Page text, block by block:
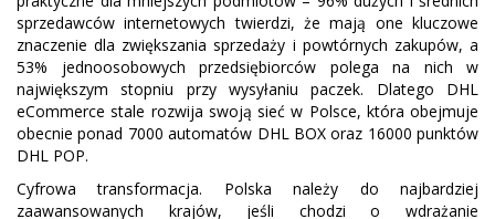
sprzedawców internetowych twierdzi, że mają one kluczowe
znaczenie dla zwiększania sprzedaży i powtórnych zakupów, a
53% jednoosobowych przedsiębiorców polega na nich w
największym stopniu przy wysyłaniu paczek. Dlatego DHL
eCommerce stale rozwija swoją sieć w Polsce, która obejmuje
obecnie ponad 7000 automatów DHL BOX oraz 16000 punktów
DHL POP.
Cyfrowa transformacja. Polska należy do najbardziej
zaawansowanych krajów, jeśli chodzi o wdrażanie